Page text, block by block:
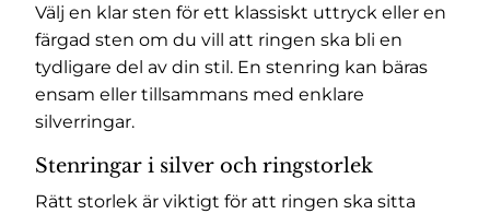
Välj en klar sten för ett klassiskt uttryck eller en
färgad sten om du vill att ringen ska bli en
tydligare del av din stil. En stenring kan bäras
ensam eller tillsammans med enklare
silverringar.
Stenringar i silver och ringstorlek
Rätt storlek är viktigt för att ringen ska sitta